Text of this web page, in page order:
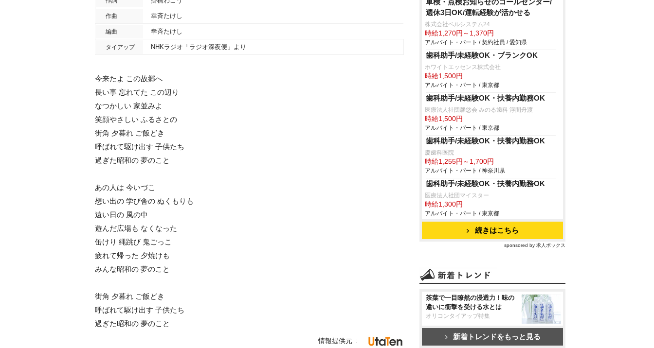
作曲 幸斉たけし
編曲 幸斉たけし
タイアップ NHKラジオ「ラジオ深夜便」より
今来たよ この故郷へ
長い事 忘れてた この辺り
なつかしい 家並みよ
笑顔やさしい ふるさとの
街角 夕暮れ ご飯どき
呼ばれて駆け出す 子供たち
過ぎた昭和の 夢のこと
あの人は 今いづこ
想い出の 学び舎の ぬくもりも
遠い日の 風の中
遊んだ広場も なくなった
缶けり 縄跳び 鬼ごっこ
疲れて帰った 夕焼けも
みんな昭和の 夢のこと
街角 夕暮れ ご飯どき
呼ばれて駆け出す 子供たち
過ぎた昭和の 夢のこと
情報提供元
車検・点検お知らせのコールセンター/
週休3日OK/運転経験が活かせる
株式会社ベルシステム24
時給1,270円～1,370円
アルバイト・パート / 契約社員 / 愛知県
歯科助手/未経験OK・ブランクOK
ホワイトエッセンス株式会社
時給1,500円
アルバイト・パート / 東京都
歯科助手/未経験OK・扶養内勤務OK
医療法人社団馨悠会 みのる歯科 浮間舟渡
時給1,500円
アルバイト・パート / 東京都
歯科助手/未経験OK・扶養内勤務OK
慶歯科医院
時給1,255円～1,700円
アルバイト・パート / 神奈川県
歯科助手/未経験OK・扶養内勤務OK
医療法人社団マイスター
時給1,300円
アルバイト・パート / 東京都
続きはこちら
sponsored by 求人ボックス
茶葉で一目瞭然の浸透力！味の
違いに衝撃を受ける水とは
オリコンタイアップ特集
新着トレンドをもっと見る